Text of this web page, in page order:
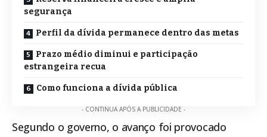
segurança
Perfil da dívida permanece dentro das metas
Prazo médio diminui e participação
estrangeira recua
Como funciona a dívida pública
- CONTINUA APÓS A PUBLICIDADE -
Segundo o governo, o avanço foi provocado